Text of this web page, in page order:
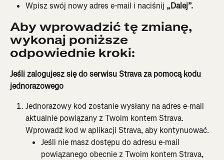
Wpisz swój nowy adres e-mail i naciśnij „Dalej”.
Aby wprowadzić tę zmianę,
wykonaj poniższe
odpowiednie kroki:
Jeśli zalogujesz się do serwisu Strava za pomocą kodu
jednorazowego
Jednorazowy kod zostanie wysłany na adres e-mail
aktualnie powiązany z Twoim kontem Strava.
Wprowadź kod w aplikacji Strava, aby kontynuować.
Jeśli nie masz dostępu do adresu e-mail
powiązanego obecnie z Twoim kontem Strava,